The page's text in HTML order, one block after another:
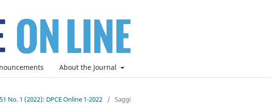
About the Journal
No. 1 (2022): DPCE Online 1-2022 / Saggi